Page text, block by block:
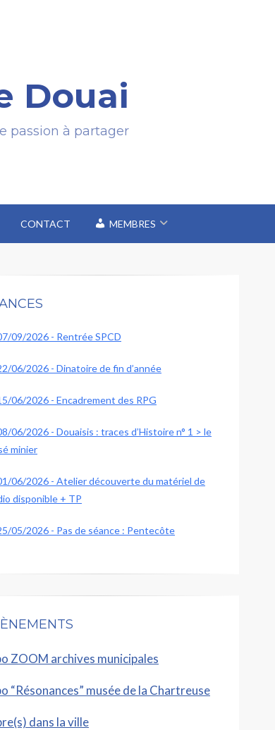
Douai
passion à partager
CONTACT MEMBRES
09/2026 - Rentrée SPCD
06/2026 - Dinatoire de fin d’année
06/2026 - Encadrement des RPG
06/2026 - Douaisis : traces d’Histoire n° 1 > le
minier
06/2026 - Atelier découverte du matériel de
disponible + TP
05/2026 - Pas de séance : Pentecôte
ZOOM archives municipales
“Résonances” musée de la Chartreuse
dans la ville